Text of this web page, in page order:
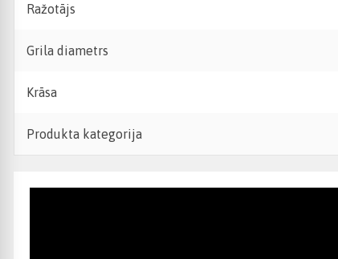
Ražotājs
Grila diametrs
Krāsa
Produkta kategorija